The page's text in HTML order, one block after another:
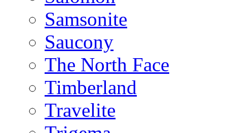
Samsonite
Saucony
The North Face
Timberland
Travelite